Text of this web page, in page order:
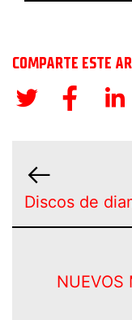
COMPARTE ESTE
Discos de